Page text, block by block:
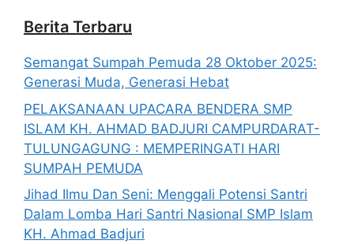
Berita Terbaru
Semangat Sumpah Pemuda 28 Oktober 2025:
Generasi Muda, Generasi Hebat
PELAKSANAAN UPACARA BENDERA SMP
ISLAM KH. AHMAD BADJURI CAMPURDARAT-
TULUNGAGUNG : MEMPERINGATI HARI
SUMPAH PEMUDA
Jihad Ilmu Dan Seni: Menggali Potensi Santri
Dalam Lomba Hari Santri Nasional SMP Islam
KH. Ahmad Badjuri